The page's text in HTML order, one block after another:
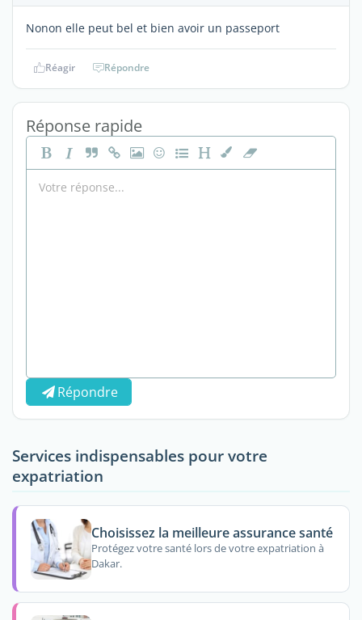
Nonon elle peut bel et bien avoir un passeport
Réagir Répondre
Réponse rapide
Répondre
Services indispensables pour votre
expatriation
Choisissez la meilleure assurance santé
Protégez votre santé lors de votre expatriation à
Dakar.